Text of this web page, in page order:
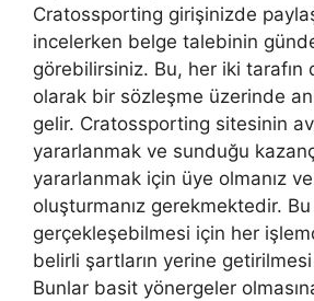
Cratossporting girişinizde
incelerken belge talebinin
görebilirsiniz. Bu, her iki tarafın
olarak bir sözleşme üzerinde
gelir. Cratossporting sitesinin
yararlanmak ve sunduğu
yararlanmak için üye olmanız
oluşturmanız gerekmektedir.
gerçekleşebilmesi için her
belirli şartların yerine
Bunlar basit yönergeler